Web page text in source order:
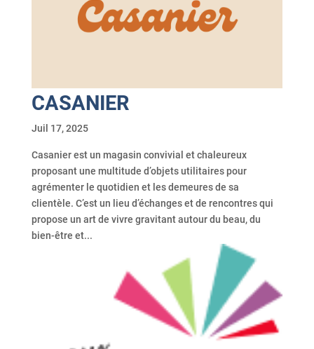
CASANIER
Juil 17, 2025
Casanier est un magasin convivial et chaleureux
proposant une multitude d’objets utilitaires pour
agrémenter le quotidien et les demeures de sa
clientèle. C’est un lieu d’échanges et de rencontres qui
propose un art de vivre gravitant autour du beau, du
bien-être et...